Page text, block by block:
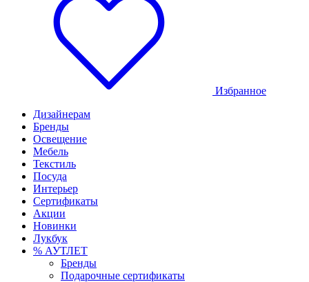
Избранное
Дизайнерам
Бренды
Освещение
Мебель
Текстиль
Посуда
Интерьер
Сертификаты
Акции
Новинки
Лукбук
% АУТЛЕТ
Бренды
Подарочные сертификаты